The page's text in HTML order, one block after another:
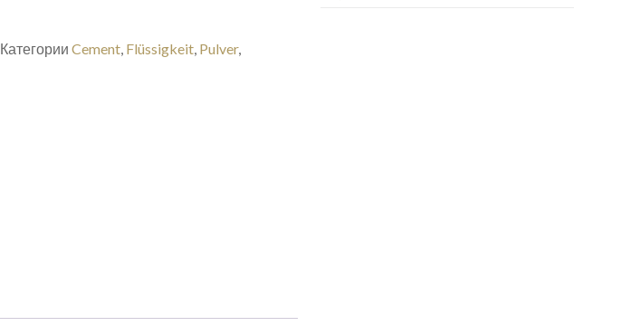
КатегорииCement, Flüssigkeit, Pulver,